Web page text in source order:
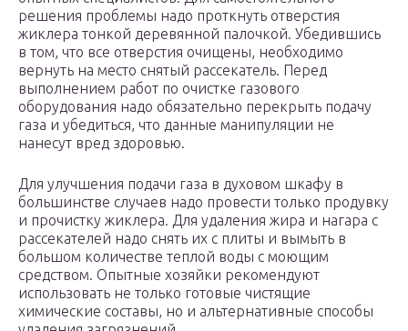
решения проблемы надо проткнуть отверстия
жиклера тонкой деревянной палочкой. Убедившись
в том, что все отверстия очищены, необходимо
вернуть на место снятый рассекатель. Перед
выполнением работ по очистке газового
оборудования надо обязательно перекрыть подачу
газа и убедиться, что данные манипуляции не
нанесут вред здоровью.
Для улучшения подачи газа в духовом шкафу в
большинстве случаев надо провести только продувку
и прочистку жиклера. Для удаления жира и нагара с
рассекателей надо снять их с плиты и вымыть в
большом количестве теплой воды с моющим
средством. Опытные хозяйки рекомендуют
использовать не только готовые чистящие
химические составы, но и альтернативные способы